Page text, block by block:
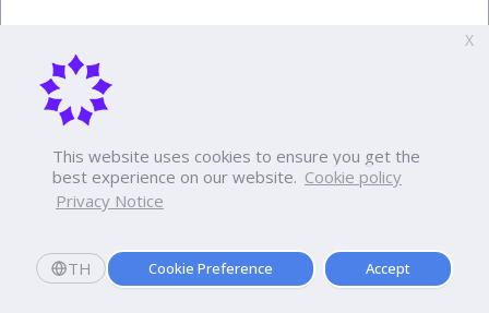
This website uses cookies to ensure you get the
best experience on our website. Cookie policy
Privacy Notice
TH Cookie Preference Accept
X